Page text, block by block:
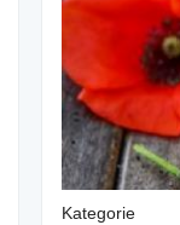
Kategorie